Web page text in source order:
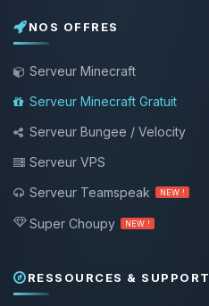
NOS OFFRES
Serveur Minecraft
Serveur Minecraft Gratuit
Serveur Bungee / Velocity
Serveur VPS
Serveur Teamspeak
NEW !
Super Choupy NEW !
RESSOURCES & SUPPORT